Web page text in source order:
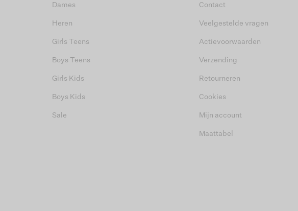
Dames
Heren
Girls Teens
Boys Teens
Girls Kids
Boys Kids
Sale
Contact
Veelgestelde vragen
Actievoorwaarden
Verzending
Retourneren
Cookies
Mijn account
Maattabel